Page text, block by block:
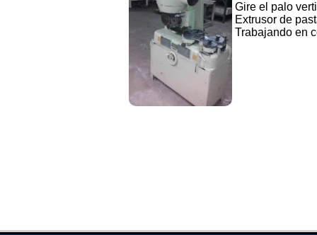
Gire el palo
Extrusor de
Trabajando en